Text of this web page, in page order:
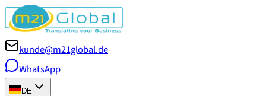
kunde@m21global.de
WhatsApp
DE